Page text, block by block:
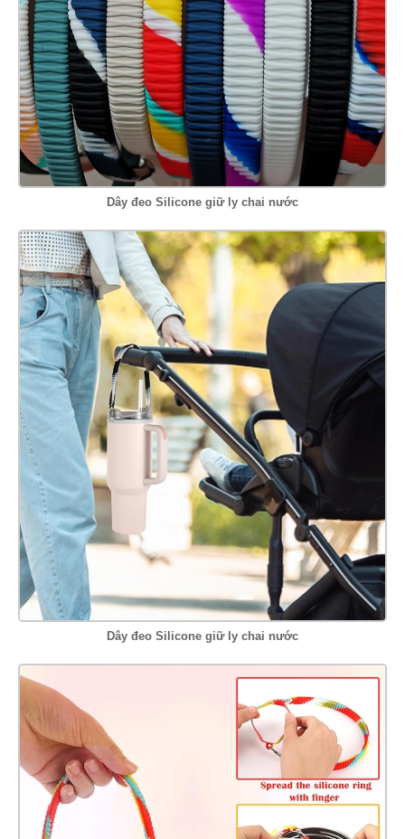
Dây đeo Silicone giữ ly chai nước
Dây đeo Silicone giữ ly chai nước